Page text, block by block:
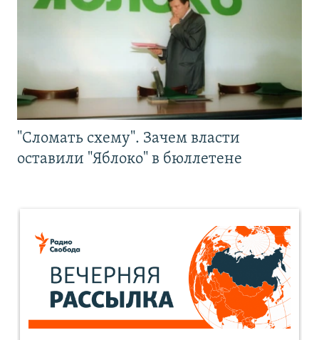
"Сломать схему". Зачем власти
оставили "Яблоко" в бюллетене